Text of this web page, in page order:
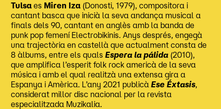
Tulsa es Miren Iza (Donosti, 1979), compositora i
cantant basca que inicià la seva andança musical a
finals dels 90, cantant en anglès amb la banda de
punk pop femení Electrobikinis. Anys després, engegà
una trajectòria en castellà que actualment consta de
8 àlbums, entre els qualsEspera la pálida (2010),
que amplifica l’esperit folk rock americà de la seva
música i amb el qual realitzà una extensa gira a
Espanya i Amèrica. L’any 2021 publicàEse Éxtasis
considerat millor disc nacional per la revista
especialitzada Muzikalia.